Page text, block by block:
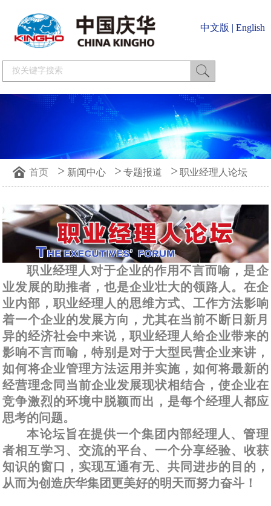
中文版 | English
首页 > 新闻中心 > 专题报道 > 职业经理人论坛
职业经理人对于企业的作用不言而喻，是企
业发展的助推者，也是企业壮大的领路人。在企
业内部，职业经理人的思维方式、工作方法影响
着一个企业的发展方向，尤其在当前不断日新月
异的经济社会中来说，职业经理人给企业带来的
影响不言而喻，特别是对于大型民营企业来讲，
如何将企业管理方法运用并实施，如何将最新的
经营理念同当前企业发展现状相结合，使企业在
竞争激烈的环境中脱颖而出，是每个经理人都应
思考的问题。
本论坛旨在提供一个集团内部经理人、管理
者相互学习、交流的平台、一个分享经验、收获
知识的窗口，实现互通有无、共同进步的目的，
从而为创造庆华集团更美好的明天而努力奋斗！